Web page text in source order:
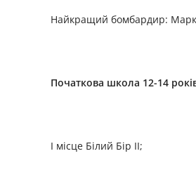
Найкращий бомбардир:
Початкова школа 12-14
I місце Білий Бір II;